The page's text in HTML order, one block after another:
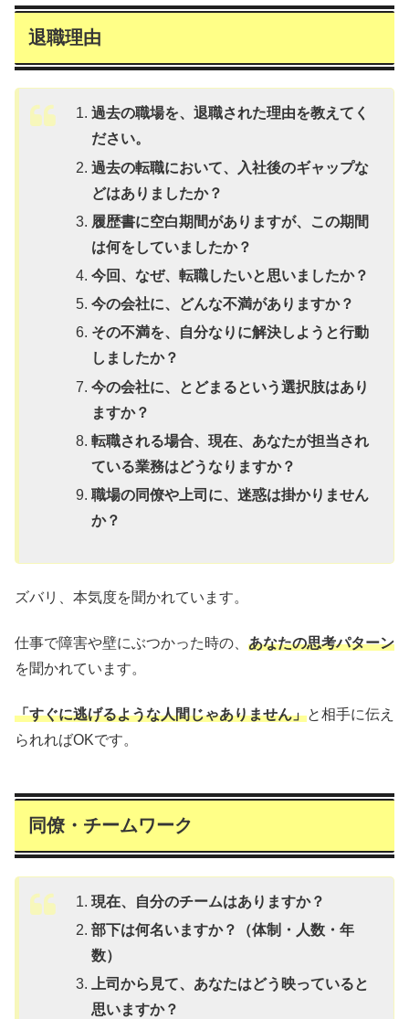
退職理由
過去の職場を、退職された理由を教えてく
ださい。
過去の転職において、入社後のギャップな
どはありましたか？
履歴書に空白期間がありますが、この期間
は何をしていましたか？
今回、なぜ、転職したいと思いましたか？
今の会社に、どんな不満がありますか？
その不満を、自分なりに解決しようと行動
しましたか？
今の会社に、とどまるという選択肢はあり
ますか？
転職される場合、現在、あなたが担当され
ている業務はどうなりますか？
職場の同僚や上司に、迷惑は掛かりません
か？
ズバリ、本気度を聞かれています。
仕事で障害や壁にぶつかった時の、 あなたの思考パターン
を聞かれています。
「すぐに逃げるような人間じゃありません」と相手に伝え
られればOKです。
同僚・チームワーク
現在、自分のチームはありますか？
部下は何名いますか？（体制・人数・年
数）
上司から見て、あなたはどう映っていると
思いますか？